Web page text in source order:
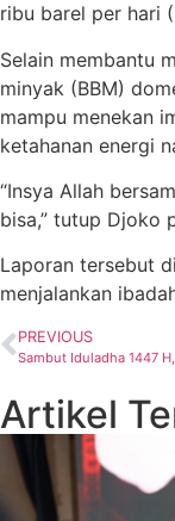
ribu barel per hari
Selain membantu
minyak (BBM)
mampu menekan
ketahanan energi
“Insya Allah
bisa,” tutup Djoko
Laporan tersebut
menjalankan
PREVIOUS
Artikel